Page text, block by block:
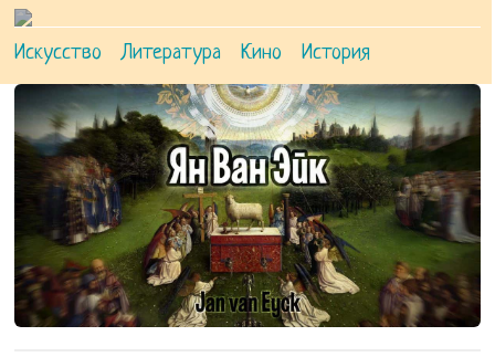
Искусство Литература Кино История